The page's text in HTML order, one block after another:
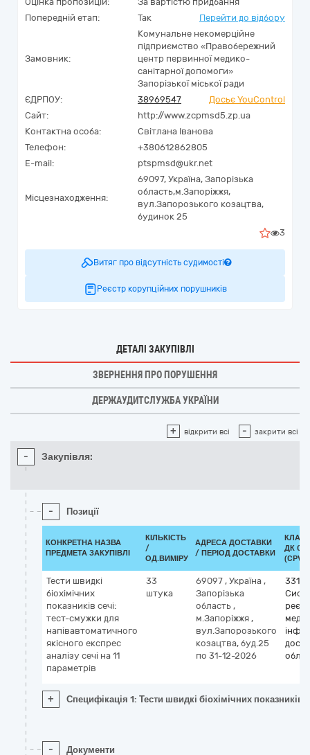
Попередній етап:
Так Перейти до відбору
Замовник:
Комунальне некомерційне
підприємство «Правобережний
центр первинної медико-
санітарної допомоги»
Запорізької міської ради
ЄДРПОУ:
38969547
Досьє YouControl
Сайт:
http://www.zcpmsd5.zp.ua
Контактна особа:
Світлана Іванова
Телефон:
+380612862805
E-mail:
ptspmsd@ukr.net
Місцезнаходження:
69097, Україна, Запорізька
область,м.Запоріжжя,
вул.Запорозького козацтва,
будинок 25
3
Витяг про відсутність судимості
Реєстр корупційних порушників
ДЕТАЛІ ЗАКУПІВЛІ
ЗВЕРНЕННЯ ПРО ПОРУШЕННЯ
ДЕРЖАУДИТСЛУЖБА УКРАЇНИ
+ відкрити всі - закрити всі
- Закупівля:
- Позиції
КОНКРЕТНА НАЗВА
ПРЕДМЕТА ЗАКУПІВЛІ
КІЛЬКІСТЬ
/
ОД.ВИМІРУ
АДРЕСА ДОСТАВКИ
/ ПЕРІОД ДОСТАВКИ
ДК
(CPV)
Тести швидкі
біохімічних
показників сечі:
тест-смужки для
напівавтоматичного
якісного експрес
аналізу сечі на 11
параметрів
33
штука
69097 , Україна ,
Запорізька
область ,
м.Запоріжжя ,
вул.Запорозького
козацтва, буд.25
по 31-12-2026
+ Специфікація 1: Тести швидкі біохімічних показників
- Документи